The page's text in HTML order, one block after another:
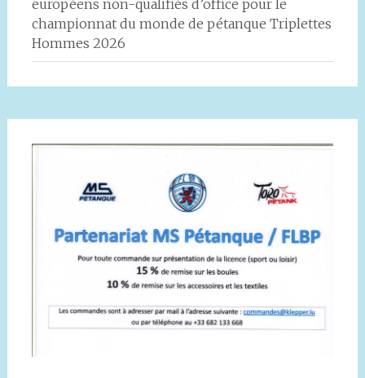
européens non-qualifiés d’office pour le
championnat du monde de pétanque Triplettes
Hommes 2026